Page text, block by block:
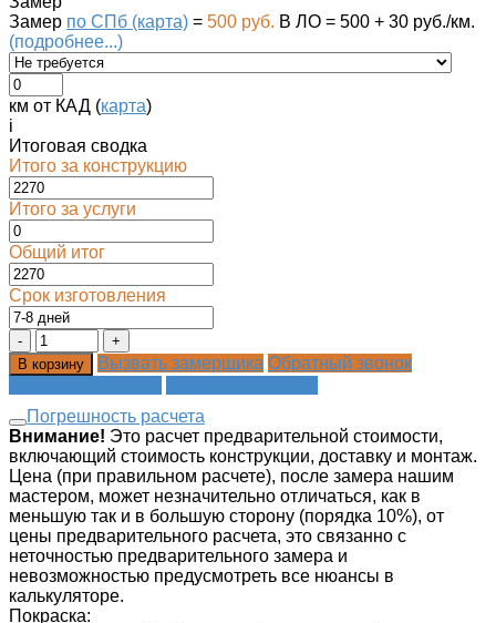
Замер по СПб (карта) = 500 руб. В ЛО = 500 + 30 руб./км.
(подробнее...)
км от КАД (карта)
i
Итоговая сводка
Итого за конструкцию
Итого за услуги
Общий итог
Срок изготовления
В корзину Вызвать замерщика Обратный звонок
Погрешность расчета
Внимание! Это расчет предварительной стоимости,
включающий стоимость конструкции, доставку и монтаж.
Цена (при правильном расчете), после замера нашим
мастером, может незначительно отличаться, как в
меньшую так и в большую сторону (порядка 10%), от
цены предварительного расчета, это связанно с
неточностью предварительного замера и
невозможностью предусмотреть все нюансы в
калькуляторе.
Покраска: